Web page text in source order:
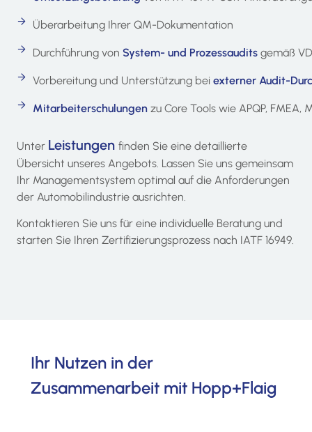
Überarbeitung Ihrer QM-Dokumentation
Durchführung von System- und Prozessauditsgemäß
Vorbereitung und Unterstützung bei externer Audit-
Mitarbeiterschulungenzu Core Tools wie APQP, FMEA,
Unter Leistungen finden Sie eine detaillierte
Übersicht unseres Angebots. Lassen Sie uns gemeinsam
Ihr Managementsystem optimal auf die Anforderungen
der Automobilindustrie ausrichten.
Kontaktieren Sie uns für eine individuelle Beratung und
starten Sie Ihren Zertifizierungsprozess nach IATF 16949.
Ihr Nutzen in der
Zusammenarbeit mit Hopp+Flaig